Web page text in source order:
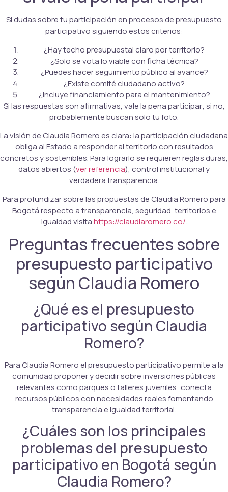
Si dudas sobre tu participación en procesos de presupuesto
participativo siguiendo estos criterios:
¿Hay techo presupuestal claro por territorio?
¿Solo se vota lo viable con ficha técnica?
¿Puedes hacer seguimiento público al avance?
¿Existe comité ciudadano activo?
¿Incluye financiamiento para el mantenimiento?
Si las respuestas son afirmativas, vale la pena participar; si no,
probablemente buscan solo tu foto.
La visión de Claudia Romero es clara: la participación ciudadana
obliga al Estado a responder al territorio con resultados
concretos y sostenibles. Para lograrlo se requieren reglas duras,
datos abiertos (ver referencia), control institucional y
verdadera transparencia.
Para profundizar sobre las propuestas de Claudia Romero para
Bogotá respecto a transparencia, seguridad, territorios e
igualdad visitahttps://claudiaromero.co/.
Preguntas frecuentes sobre
presupuesto participativo
según Claudia Romero
¿Qué es el presupuesto
participativo según Claudia
Romero?
Para Claudia Romero el presupuesto participativo permite a la
comunidad proponer y decidir sobre inversiones públicas
relevantes como parques o talleres juveniles; conecta
recursos públicos con necesidades reales fomentando
transparencia e igualdad territorial.
¿Cuáles son los principales
problemas del presupuesto
participativo en Bogotá según
Claudia Romero?